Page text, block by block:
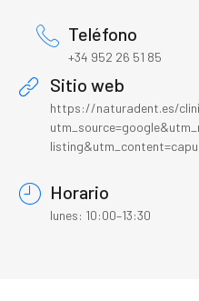
Teléfono
+34 952 26 51 85
Sitio web
https://naturadent.es/
Horario
lunes: 10:00–13:30